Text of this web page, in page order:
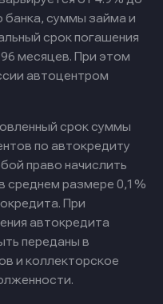
банка, суммы займа и
срок погашения
месяцев. При этом
автоцентром
срок суммы
по автокредиту
право начислить
среднем размере 0,1%
При
автокредита
переданы в
и коллекторское